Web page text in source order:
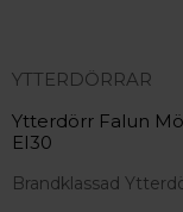
YTTERDÖRRAR
Ytterdörr Falun
EI30
Brandklassad